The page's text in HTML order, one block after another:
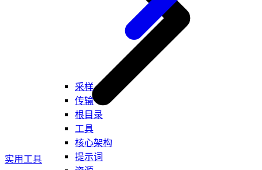
采样
传输
根目录
工具
核心架构
提示词
实用工具